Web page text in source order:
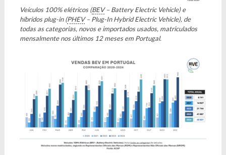
Veículos 100% elétricos (BEV– Battery Electric Vehicle) e
híbridos plug-in (PHEV– Plug-In Hybrid Electric Vehicle), de
todas as categorias, novos e importados usados, matriculados
mensalmente nos últimos 12 meses em Portugal.